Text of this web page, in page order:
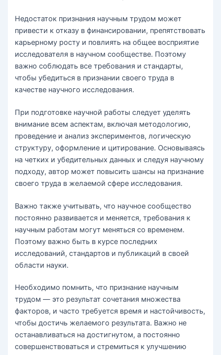
Недостаток признания научным трудом может
привести к отказу в финансировании, препятствовать
карьерному росту и повлиять на общее восприятие
исследователя в научном сообществе. Поэтому
важно соблюдать все требования и стандарты,
чтобы убедиться в признании своего труда в
качестве научного исследования.
При подготовке научной работы следует уделять
внимание всем аспектам, включая методологию,
проведение и анализ экспериментов, логическую
структуру, оформление и цитирование. Основываясь
на четких и убедительных данных и следуя научному
подходу, автор может повысить шансы на признание
своего труда в желаемой сфере исследования.
Важно также учитывать, что научное сообщество
постоянно развивается и меняется, требования к
научным работам могут меняться со временем.
Поэтому важно быть в курсе последних
исследований, стандартов и публикаций в своей
области науки.
Необходимо помнить, что признание научным
трудом — это результат сочетания множества
факторов, и часто требуется время и настойчивость,
чтобы достичь желаемого результата. Важно не
останавливаться на достигнутом, а постоянно
совершенствоваться и стремиться к улучшению